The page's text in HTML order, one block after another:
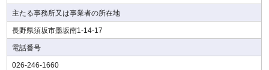
主たる事務所又は事業者の所在地
長野県須坂市墨坂南1-14-17
電話番号
026-246-1660